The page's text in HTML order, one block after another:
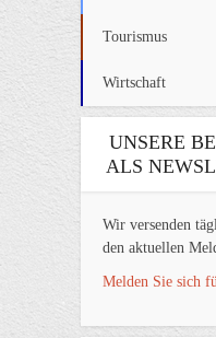
Tourismus
Wirtschaft
UNSERE
ALS
Wir versenden
den aktuellen
Melden Sie sich